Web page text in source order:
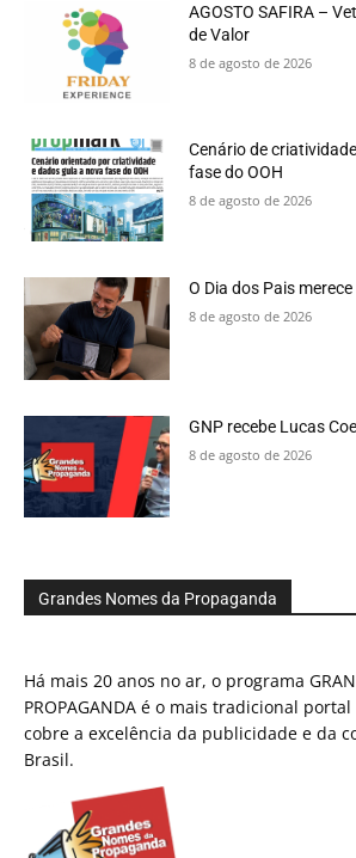
AGOSTO SAFIRA –
de Valor
8 de agosto de 2026
Cenário de
fase do OOH
8 de agosto de 2026
O Dia dos Pais
8 de agosto de 2026
GNP recebe Lucas
8 de agosto de 2026
Grandes Nomes da Propaganda
Há mais 20 anos no ar, o programa
PROPAGANDA é o mais tradicional
cobre a excelência da publicidade e da
Brasil.